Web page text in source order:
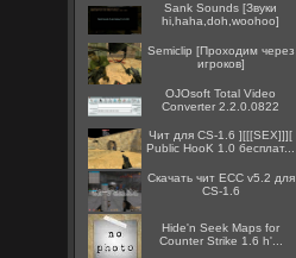
Sank Sounds [Звуки
hi,haha,doh,woohoo]
Semiclip [Проходим через
игроков]
OJOsoft Total Video
Converter 2.2.0.0822
Чит для CS-1.6 ][[[SEX]]][
Public HooK 1.0 бесплат...
Скачать чит ECC v5.2 для
CS-1.6
Hide'n Seek Maps for
Counter Strike 1.6 h'...